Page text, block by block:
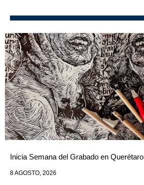
Inicia Semana del Grabado en Querétaro
8 AGOSTO, 2026